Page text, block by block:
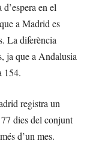
en el
a Madrid es
La diferència
ja que a Andalusia
154.
registra un
dies del conjunt
d’un mes.